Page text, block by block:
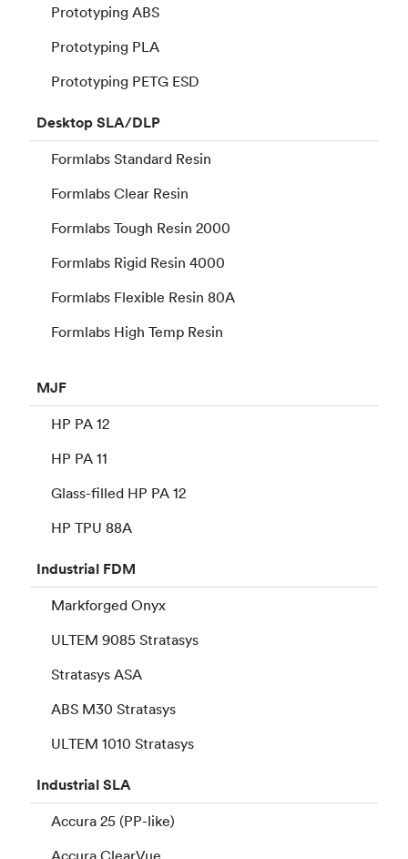
Prototyping ABS
Prototyping PLA
Prototyping PETG ESD
DesktopSLA/DLP
Formlabs Standard Resin
Formlabs Clear Resin
Formlabs Tough Resin 2000
Formlabs Rigid Resin 4000
Formlabs Flexible Resin 80A
Formlabs High Temp Resin
MJF
HP PA 12
HP PA 11
Glass-filled HP PA 12
HP TPU 88A
Industrial FDM
Markforged Onyx
ULTEM 9085 Stratasys
Stratasys ASA
ABS M30 Stratasys
ULTEM 1010 Stratasys
IndustrialSLA
Accura 25 (PP-like)
Accura ClearVue